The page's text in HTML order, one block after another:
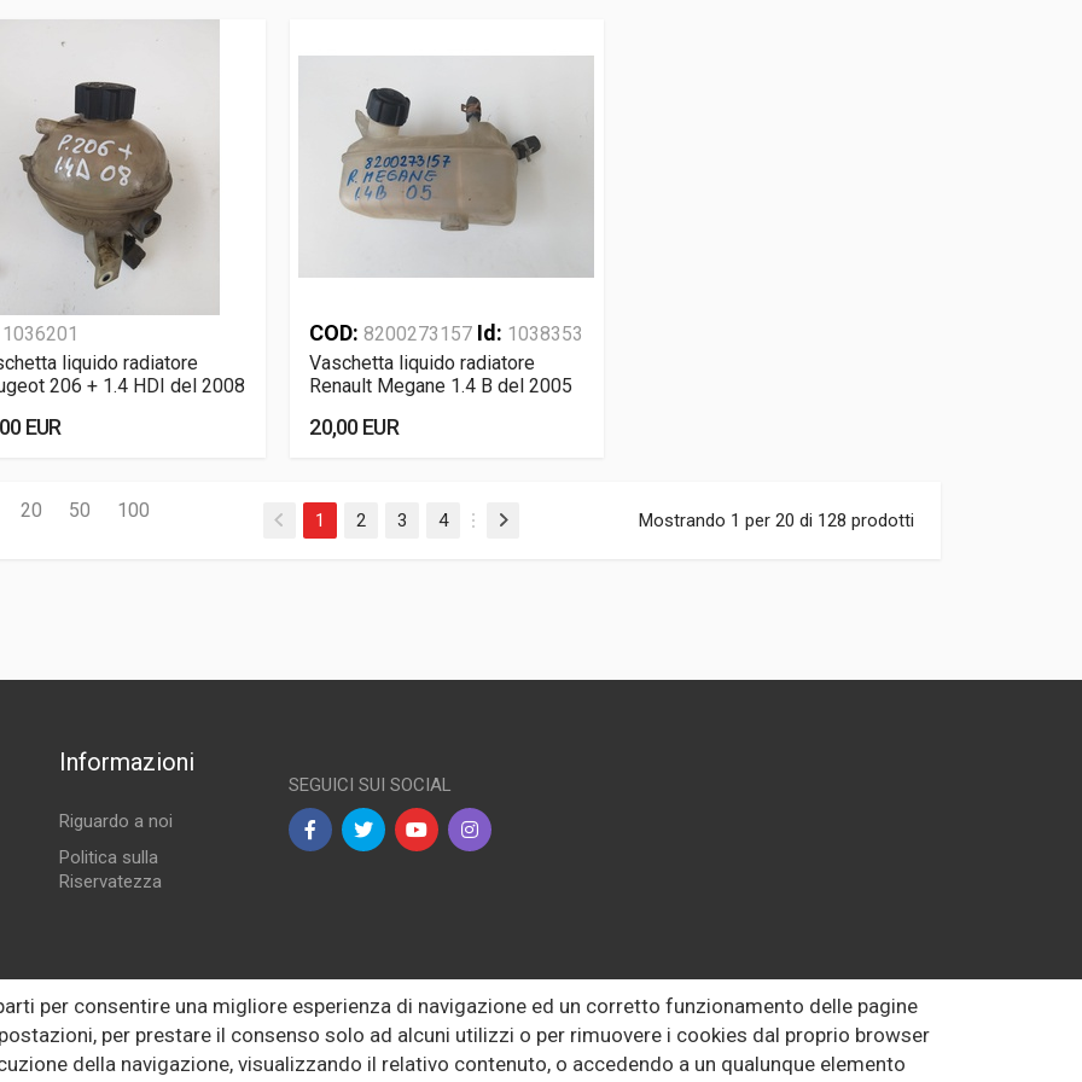
1036201
liquido radiatore
206 + 1.4 HDI del 2008
EUR
COD:8200273157 Id: 1038353
Vaschetta liquido radiatore
Renault Megane 1.4 B del 2005
20,00 EUR
20 50 100 1 2 3 4 Mostrando 1 per 20 di 128 prodotti
Informazioni
Riguardo a noi
Politica sulla
Riservatezza
SEGUICI SUI SOCIAL
per consentire una migliore esperienza di navigazione ed un corretto funzionamento delle pagine
per prestare il consenso solo ad alcuni utilizzi o per rimuovere i cookies dal proprio browser
della navigazione, visualizzando il relativo contenuto, o accedendo a un qualunque elemento